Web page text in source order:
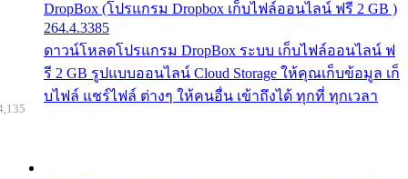
DropBox (โปรแกรม Dropbox เก็บไฟล์ออนไลน์ ฟรี 2 GB )
264.4.3385
ดาวน์โหลดโปรแกรม DropBox ระบบ เก็บไฟล์ออนไลน์ ฟ
รี 2 GB รูปแบบออนไลน์ Cloud Storage ให้คุณเก็บข้อมูล เก็
บไฟล์ แชร์ไฟล์ ต่างๆ ให้คนอื่น เข้าถึงได้ ทุกที่ ทุกเวลา